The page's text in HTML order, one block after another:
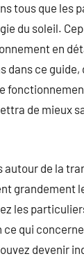
tous que les
du soleil.
en
dans ce guide,
de mieux
autour de la
grandement
les
qui concerne
devenir